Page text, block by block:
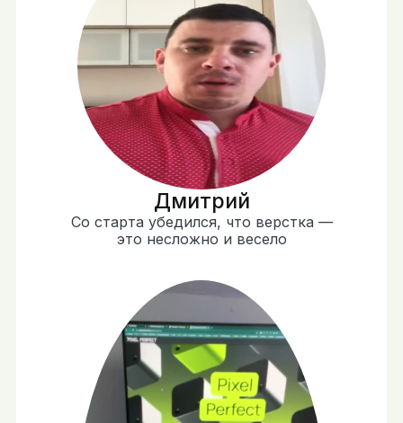
Дмитрий
Со старта убедился, что верстка —
это несложно и весело